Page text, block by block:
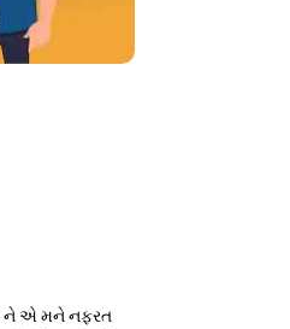
ને એ મને નફરત